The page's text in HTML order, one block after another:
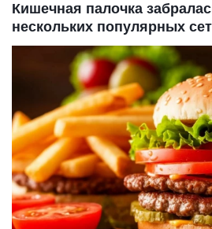
Кишечная палочка
нескольких популярных